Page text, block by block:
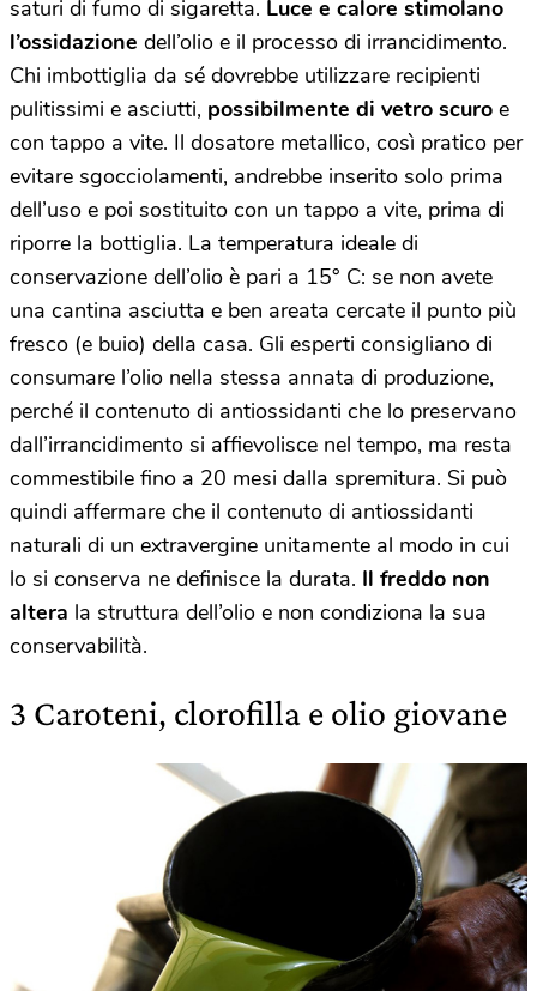
saturi di fumo di sigaretta. Luce e calore stimolano
l’ossidazione dell’olio e il processo di irrancidimento.
Chi imbottiglia da sé dovrebbe utilizzare recipienti
pulitissimi e asciutti, possibilmente di vetro scuro e
con tappo a vite. Il dosatore metallico, così pratico per
evitare sgocciolamenti, andrebbe inserito solo prima
dell’uso e poi sostituito con un tappo a vite, prima di
riporre la bottiglia. La temperatura ideale di
conservazione dell’olio è pari a 15° C: se non avete
una cantina asciutta e ben areata cercate il punto più
fresco (e buio) della casa. Gli esperti consigliano di
consumare l’olio nella stessa annata di produzione,
perché il contenuto di antiossidanti che lo preservano
dall’irrancidimento si affievolisce nel tempo, ma resta
commestibile fino a 20 mesi dalla spremitura. Si può
quindi affermare che il contenuto di antiossidanti
naturali di un extravergine unitamente al modo in cui
lo si conserva ne definisce la durata. Il freddo non
altera la struttura dell’olio e non condiziona la sua
conservabilità.
3 Caroteni, clorofilla e olio giovane